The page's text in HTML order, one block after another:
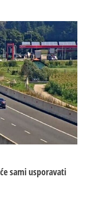
sami usporavati